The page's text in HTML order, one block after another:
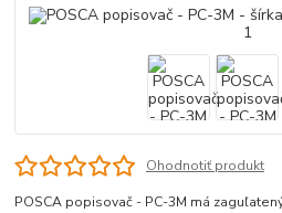
Ohodnotiť produkt
POSCA popisovač - PC-3M má